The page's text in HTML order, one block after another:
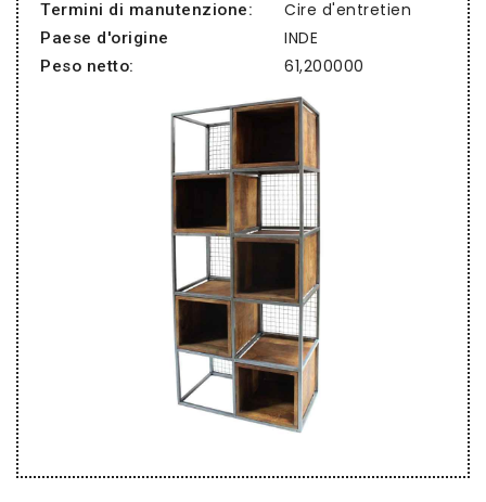
Termini di manutenzione: Cire d'entretien
Paese d'origine INDE
Peso netto: 61,200000